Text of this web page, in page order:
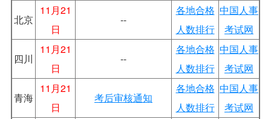
北京
11月21
日
--
各地合格
人数排行
中国人事
考试网
四川
11月21
日
--
各地合格
人数排行
中国人事
考试网
青海
11月21
日
考后审核通知
各地合格
人数排行
中国人事
考试网